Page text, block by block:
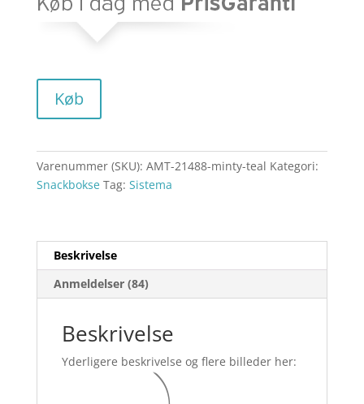
Køb
Varenummer (SKU): AMT-21488-minty-teal Kategori:
Snackbokse Tag: Sistema
Beskrivelse
Anmeldelser (84)
Beskrivelse
Yderligere beskrivelse og flere billeder her: